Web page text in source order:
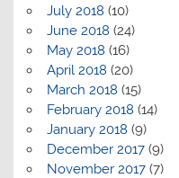
July 2018 (10)
June 2018 (24)
May 2018 (16)
April 2018 (20)
March 2018 (15)
February 2018 (14)
January 2018 (9)
December 2017(9)
November 2017(7)